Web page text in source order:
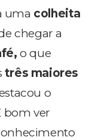
uma colheita
chegar a
o que
três maiores
o
bom ver